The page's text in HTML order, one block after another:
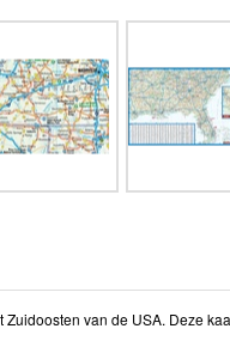
van de USA. Deze